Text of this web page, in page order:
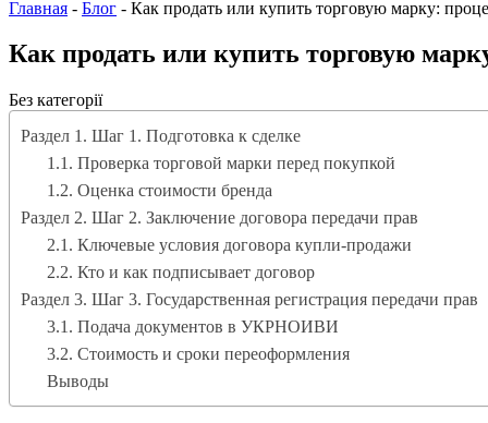
Главная - Блог - Как продать или купить торговую марку:
Как продать или купить торговую
Без категорії
Раздел 1. Шаг 1. Подготовка к сделке
1.1. Проверка торговой марки перед покупкой
1.2. Оценка стоимости бренда
Раздел 2. Шаг 2. Заключение договора передачи прав
2.1. Ключевые условия договора купли-продажи
2.2. Кто и как подписывает договор
Раздел 3. Шаг 3. Государственная регистрация передачи прав
3.1. Подача документов в УКРНОИВИ
3.2. Стоимость и сроки переоформления
Выводы